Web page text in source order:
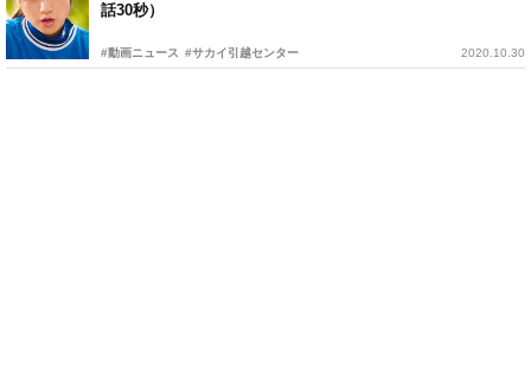
話30秒）
#動画ニュース #サカイ引越センター 2020.10.30